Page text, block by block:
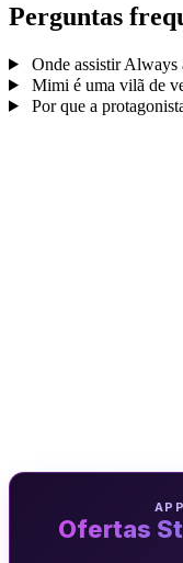
Perguntas
Onde assistir Always
Mimi é uma vilã de
Por que a
Ofertas